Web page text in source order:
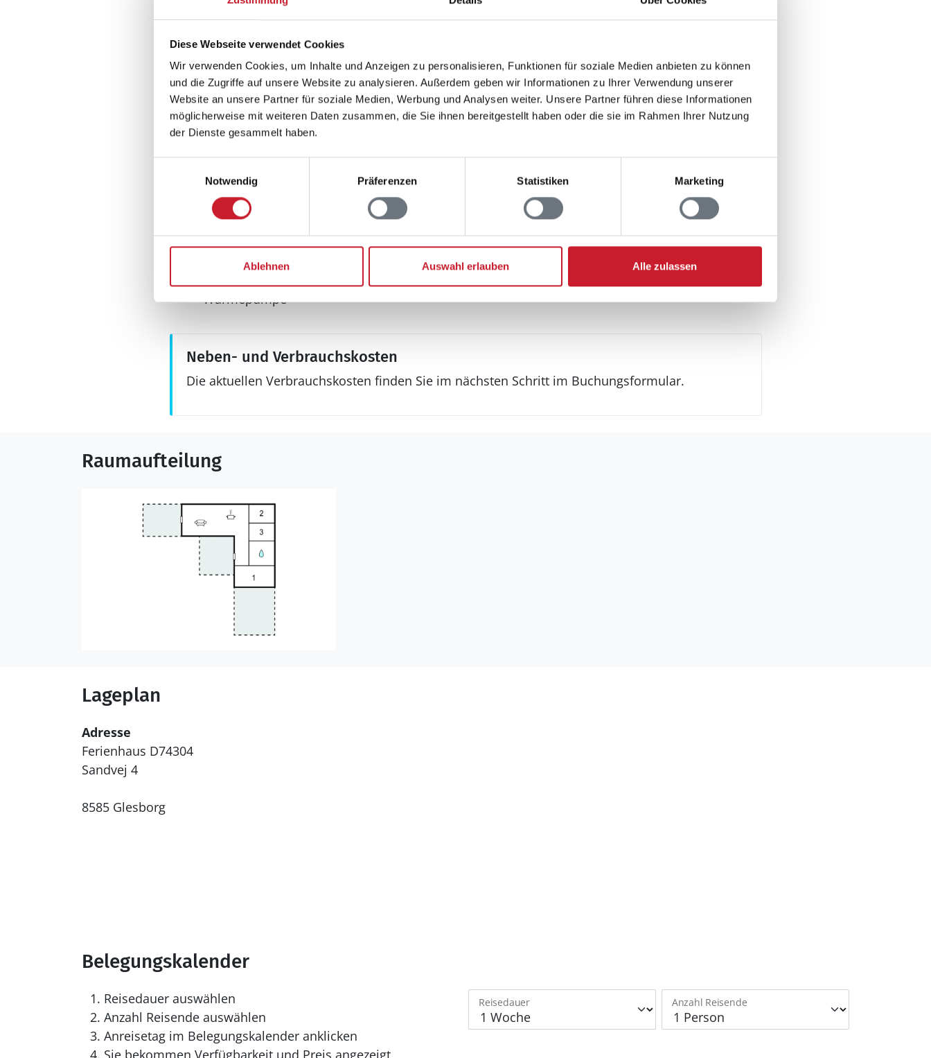
Diese Webseite verwendet Cookies
Wir verwenden Cookies, um Inhalte und Anzeigen zu personalisieren, Funktionen für soziale Medien anbieten zu können
und die Zugriffe auf unsere Website zu analysieren. Außerdem geben wir Informationen zu Ihrer Verwendung unserer
Website an unsere Partner für soziale Medien, Werbung und Analysen weiter. Unsere Partner führen diese Informationen
möglicherweise mit weiteren Daten zusammen, die Sie ihnen bereitgestellt haben oder die sie im Rahmen Ihrer Nutzung
der Dienste gesammelt haben.
Notwendig
Präferenzen Statistiken Marketing
Ablehnen Auswahl erlauben Alle zulassen
Kaffeemaschine
Tiefkühler: 20 l
Gefrierfach
Trockner
Multimedia
Internet
WLAN
Aussenbereich
Gartenmöbel
Gasgrill
Grill
Terrasse: 1
Sonstiges
Haustyp
Ferienhaus
Keine Vermietung an Jugendgruppen
Wärmepumpe
Neben- und Verbrauchskosten
Die aktuellen Verbrauchskosten finden Sie im nächsten Schritt im Buchungsformular.
Raumaufteilung
Lageplan
Adresse
Ferienhaus D74304
Sandvej 4
8585 Glesborg
Belegungskalender
Reisedauer auswählen
Anzahl Reisende auswählen
Anreisetag im Belegungskalender anklicken
Sie bekommen Verfügbarkeit und Preis angezeigt
Reisedauer Anzahl Reisende